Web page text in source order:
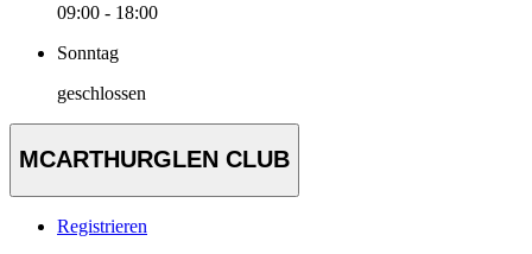
09:00 - 18:00
Sonntag
geschlossen
MCARTHURGLEN CLUB
Registrieren